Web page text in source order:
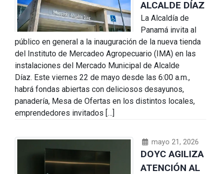
ALCALDE DÍAZ
La Alcaldía de
Panamá invita al
público en general a la inauguración de la nueva tienda
del Instituto de Mercadeo Agropecuario (IMA) en las
instalaciones del Mercado Municipal de Alcalde
Díaz. Este viernes 22 de mayo desde las 6:00 a.m.,
habrá fondas abiertas con deliciosos desayunos,
panadería, Mesa de Ofertas en los distintos locales,
emprendedores invitados […]
mayo 21, 2026
DOYC AGILIZA
ATENCIÓN AL